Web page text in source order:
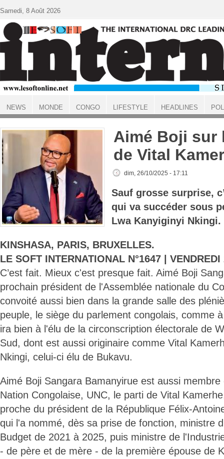
ACCUEIL
Aimé Boji sur
de Vital
dim, 26/10/2025 - 17:11
Sauf grosse surprise,
qui va succéder sous
Lwa Kanyiginyi Nkingi.
KINSHASA, PARIS, BRUXELLES.
LE SOFT INTERNATIONAL N°1647 |
C’est fait. Mieux c'est presque fait. Aimé Boji
prochain président de l'Assemblée nationale du
convoité aussi bien dans la grande salle des
peuple, le siège du parlement congolais, comme
ira bien à l'élu de la circonscription électorale de
Sud, dont est aussi originaire comme Vital
Nkingi, celui-ci élu de Bukavu.
Aimé Boji Sangara Bamanyirue est aussi membre
Nation Congolaise, UNC, le parti de Vital
proche du président de la République Félix-
qui l'a nommé, dès sa prise de fonction, ministre
Budget de 2021 à 2025, puis ministre de
- de père et de mère - de la première épouse de
Samedi, 8 Août 2026
NEWS MONDE CONGO LIFESTYLE HEADLINES